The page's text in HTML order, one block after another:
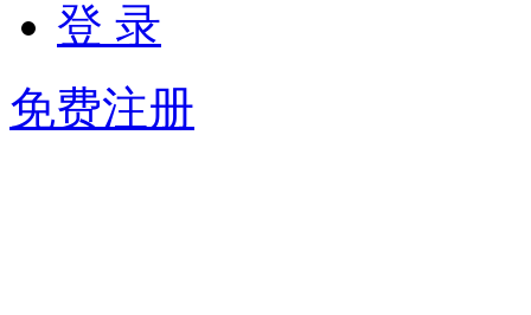
登 录
免费注册